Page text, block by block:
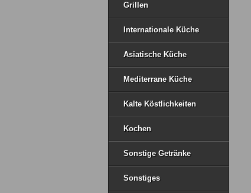
Grillen
Internationale Küche
Asiatische Küche
Mediterrane Küche
Kalte Köstlichkeiten
Kochen
Sonstige Getränke
Sonstiges